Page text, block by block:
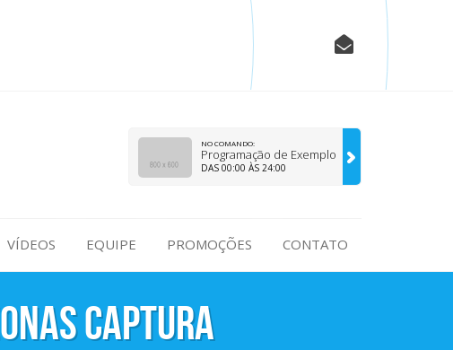
NO COMANDO:
Programação de Exemplo
DAS 00:00 ÀS 24:00
VÍDEOS EQUIPE PROMOÇÕES CONTATO
captura